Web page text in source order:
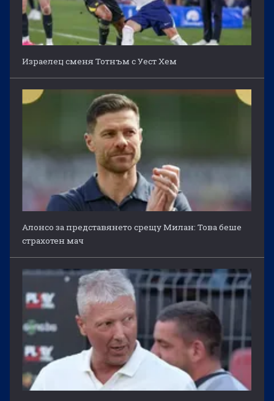
Израелец сменя Тотнъм с Уест Хем
Алонсо за представянето срещу Милан: Това беше
страхотен мач